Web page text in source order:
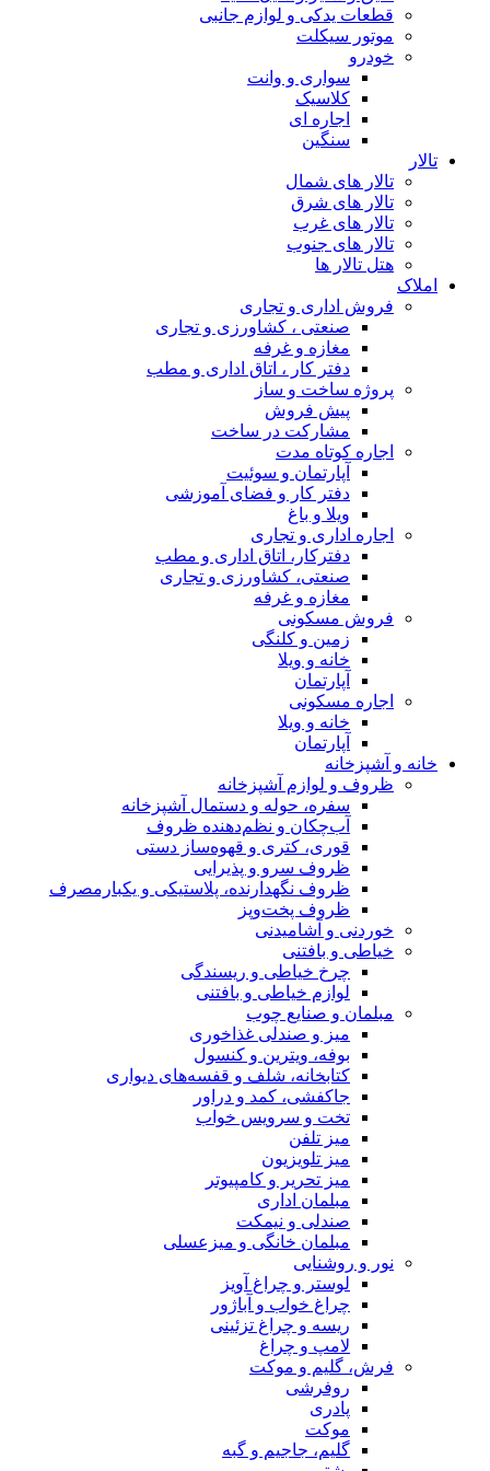
قطعات یدکی و لوازم جانبی
موتور سیکلت
خودرو
سواری و وانت
کلاسیک
اجاره ای
سنگین
تالار
تالار های شمال
تالار های شرق
تالار های غرب
تالار های جنوب
هتل تالار ها
املاک
فروش اداری و تجاری
صنعتی ، کشاورزی و تجاری
مغازه و غرفه
دفتر کار ، اتاق اداری و مطب
پروژه ساخت و ساز
پیش فروش
مشارکت در ساخت
اجاره کوتاه مدت
آپارتمان و سوئیت
دفتر کار و فضای آموزشی
ویلا و باغ
اجاره اداری و تجاری
دفترکار، اتاق اداری و مطب
صنعتی، کشاورزی و تجاری
مغازه و غرفه
فروش مسکونی
زمین و کلنگی
خانه و ویلا
آپارتمان
اجاره مسکونی
خانه و ویلا
آپارتمان
خانه و آشپزخانه
ظروف و لوازم آشپزخانه
سفره، حوله و دستمال آشپزخانه
آب‌چکان و نظم‌دهنده ظروف
قوری، کتری و قهوه‌ساز دستی
ظروف سرو و پذیرایی
ظروف نگهدارنده، پلاستیکی و یکبارمصرف
ظروف پخت‌وپز
خوردنی و آشامیدنی
خیاطی و بافتنی
چرخ خیاطی و ریسندگی
لوازم خیاطی و بافتنی
مبلمان و صنایع چوب
میز و صندلی غذاخوری
بوفه، ویترین و کنسول
کتابخانه، شلف و قفسه‌های دیواری
جاکفشی، کمد و دراور
تخت و سرویس خواب
میز تلفن
میز تلویزیون
میز تحریر و کامپیوتر
مبلمان اداری
صندلی و نیمکت
مبلمان خانگی و میزعسلی
نور و روشنایی
لوستر و چراغ آویز
چراغ خواب و آباژور
ریسه و چراغ تزئینی
لامپ و چراغ
فرش، گلیم و موکت
روفرشی
پادری
موکت
گلیم، جاجیم و گبه